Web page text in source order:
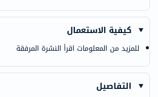
كيفية الاستعمال
للمزيد من المعلومات اقرأ النشرة المرفقة
التفاصيل